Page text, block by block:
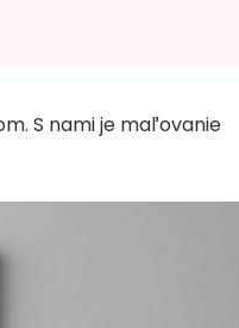
S nami je maľovanie